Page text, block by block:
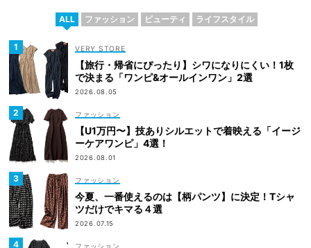
ALL ファッション ビューティ ライフスタイル
VERY STORE
【旅行・帰省にぴったり】シワになりにくい！1枚
で決まる「ワンピ&オールインワン」2選
2026.08.05
ファッション
【U1万円〜】技ありシルエットで着映える「イージ
ーケアワンピ」4選！
2026.08.01
ファッション
今夏、一番使えるのは【柄パンツ】に決定！Tシャ
ツだけでキマる４選
2026.07.15
ファッション